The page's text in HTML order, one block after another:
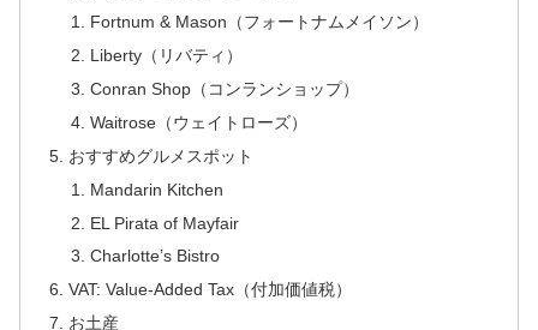
Fortnum & Mason（フォートナムメイソン）
Liberty（リバティ）
Conran Shop（コンランショップ）
Waitrose（ウェイトローズ）
おすすめグルメスポット
Mandarin Kitchen
EL Pirata of Mayfair
Charlotte’s Bistro
VAT: Value-Added Tax（付加価値税）
お土産